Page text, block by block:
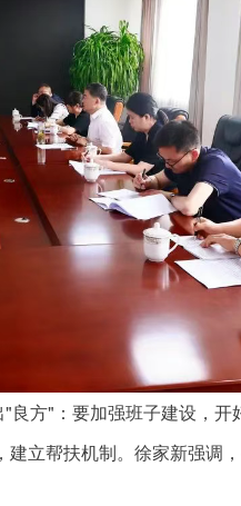
"：要加强班子建设，开
立帮扶机制。徐家新强调